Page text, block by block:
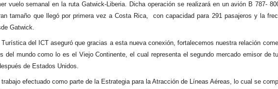
vuelo semanal en la ruta Gatwick-Liberia. Dicha operación se realizará en un avión B 787-
tamaño que llegó por primera vez a Costa Rica, con capacidad para 291 pasajeros y la
Gatwick.
del ICT aseguró que gracias a esta nueva conexión, fortalecemos nuestra relación
del mundo como lo es el Viejo Continente, el cual representa el segundo mercado emisor de
de Estados Unidos.
efectuado como parte de la Estrategia para la Atracción de Líneas Aéreas, lo cual se